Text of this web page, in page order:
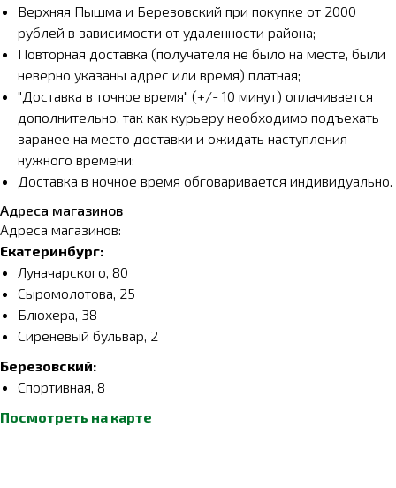
Верхняя Пышма и Березовский при покупке от 2000
рублей в зависимости от удаленности района;
Повторная доставка (получателя не было на месте, были
неверно указаны адрес или время) платная;
"Доставка в точное время" (+/- 10 минут) оплачивается
дополнительно, так как курьеру необходимо подъехать
заранее на место доставки и ожидать наступления
нужного времени;
Доставка в ночное время обговаривается индивидуально.
Адреса магазинов
Адреса магазинов:
Екатеринбург:
Луначарского, 80
Сыромолотова, 25
Блюхера, 38
Сиреневый бульвар, 2
Березовский:
Спортивная, 8
Посмотреть на карте